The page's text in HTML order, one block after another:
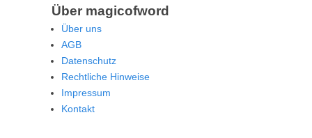
Über magicofword
Über uns
AGB
Datenschutz
Rechtliche Hinweise
Impressum
Kontakt